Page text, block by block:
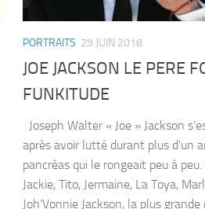
PORTRAITS 29 JUIN 2018
JOE JACKSON LE PERE
FUNKITUDE
Joseph Walter « Joe » Jackson
après avoir lutté durant plus d’un
pancréas qui le rongeait peu à
Jackie, Tito, Jermaine, La Toya,
Joh’Vonnie Jackson, la plus